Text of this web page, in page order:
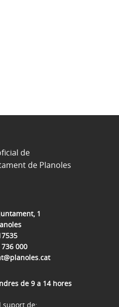
1
000
de 9 a 14 hores
de
de Planoles
suport de: